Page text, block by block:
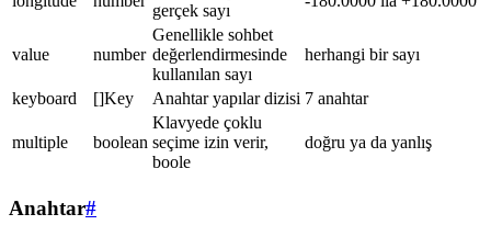
gerçek sayı
value number
Genellikle sohbet
değerlendirmesinde
kullanılan sayı
herhangi bir sayı
keyboard []Key Anahtar yapılar dizisi 7 anahtar
multiple boolean
Klavyede çoklu
seçime izin verir,
boole
doğru ya da yanlış
Anahtar#